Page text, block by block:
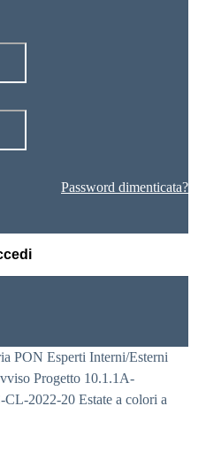
Password dimenticata?
PON Esperti Interni/Esterni
Progetto 10.1.1A-
2022-20 Estate a colori a